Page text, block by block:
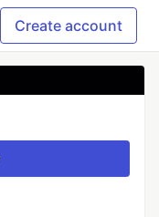
Create account